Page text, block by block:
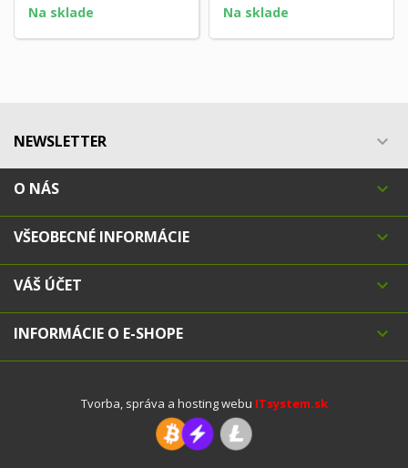
Na sklade Na sklade
NEWSLETTER 
O NÁS 
VŠEOBECNÉ INFORMÁCIE 
VÁŠ ÚČET 
INFORMÁCIE O E-SHOPE 
Tvorba, správa a hosting webu ITsystem.sk